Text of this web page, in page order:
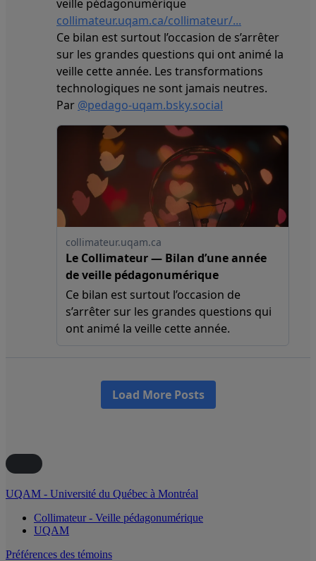
UQAM - Université du Québec à Montréal
Collimateur - Veille pédagonumérique
UQAM
Préférences des témoins